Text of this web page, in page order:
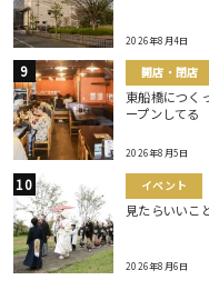
2026年8月4日
開店・閉店
東船橋につく
ープンしてる
2026年8月5日
イベント
見たらいいこ
2026年8月6日